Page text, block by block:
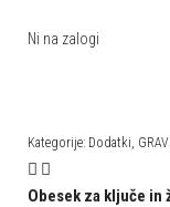
Ni na zalogi
Kategorije: Dodatki,
Obesek za ključe in